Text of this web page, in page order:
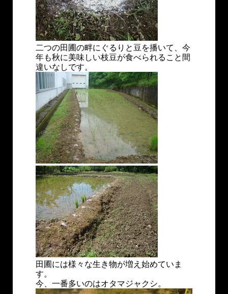
二つの田圃の畔にぐるりと豆を播いて、今
年も秋に美味しい枝豆が食べられること間
違いなしです。
田圃には様々な生き物が増え始めていま
す。
今、一番多いのはオタマジャクシ。